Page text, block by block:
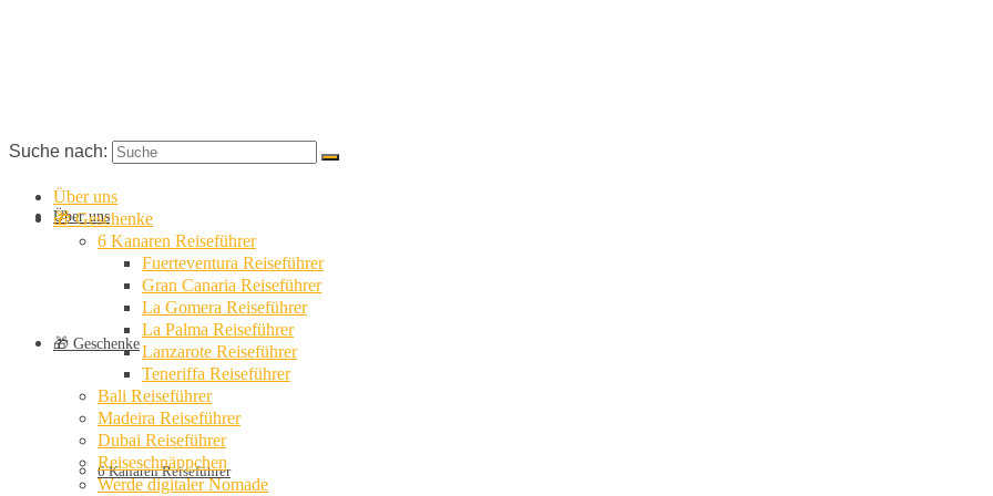
Über uns
🎁 Geschenke
6 Kanaren Reiseführer
Suche nach:
Über uns
🎁 Geschenke
6 Kanaren Reiseführer
Fuerteventura Reiseführer
Gran Canaria Reiseführer
La Gomera Reiseführer
La Palma Reiseführer
Lanzarote Reiseführer
Teneriffa Reiseführer
Bali Reiseführer
Madeira Reiseführer
Dubai Reiseführer
Reiseschnäppchen
Werde digitaler Nomade